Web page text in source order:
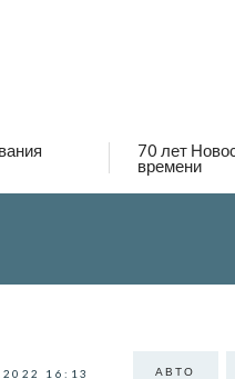
70 лет
времени
16:13 АВТО